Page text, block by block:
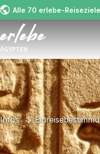
Alle 70 erlebe-Reiseziele
ÄGYPTEN
Infos